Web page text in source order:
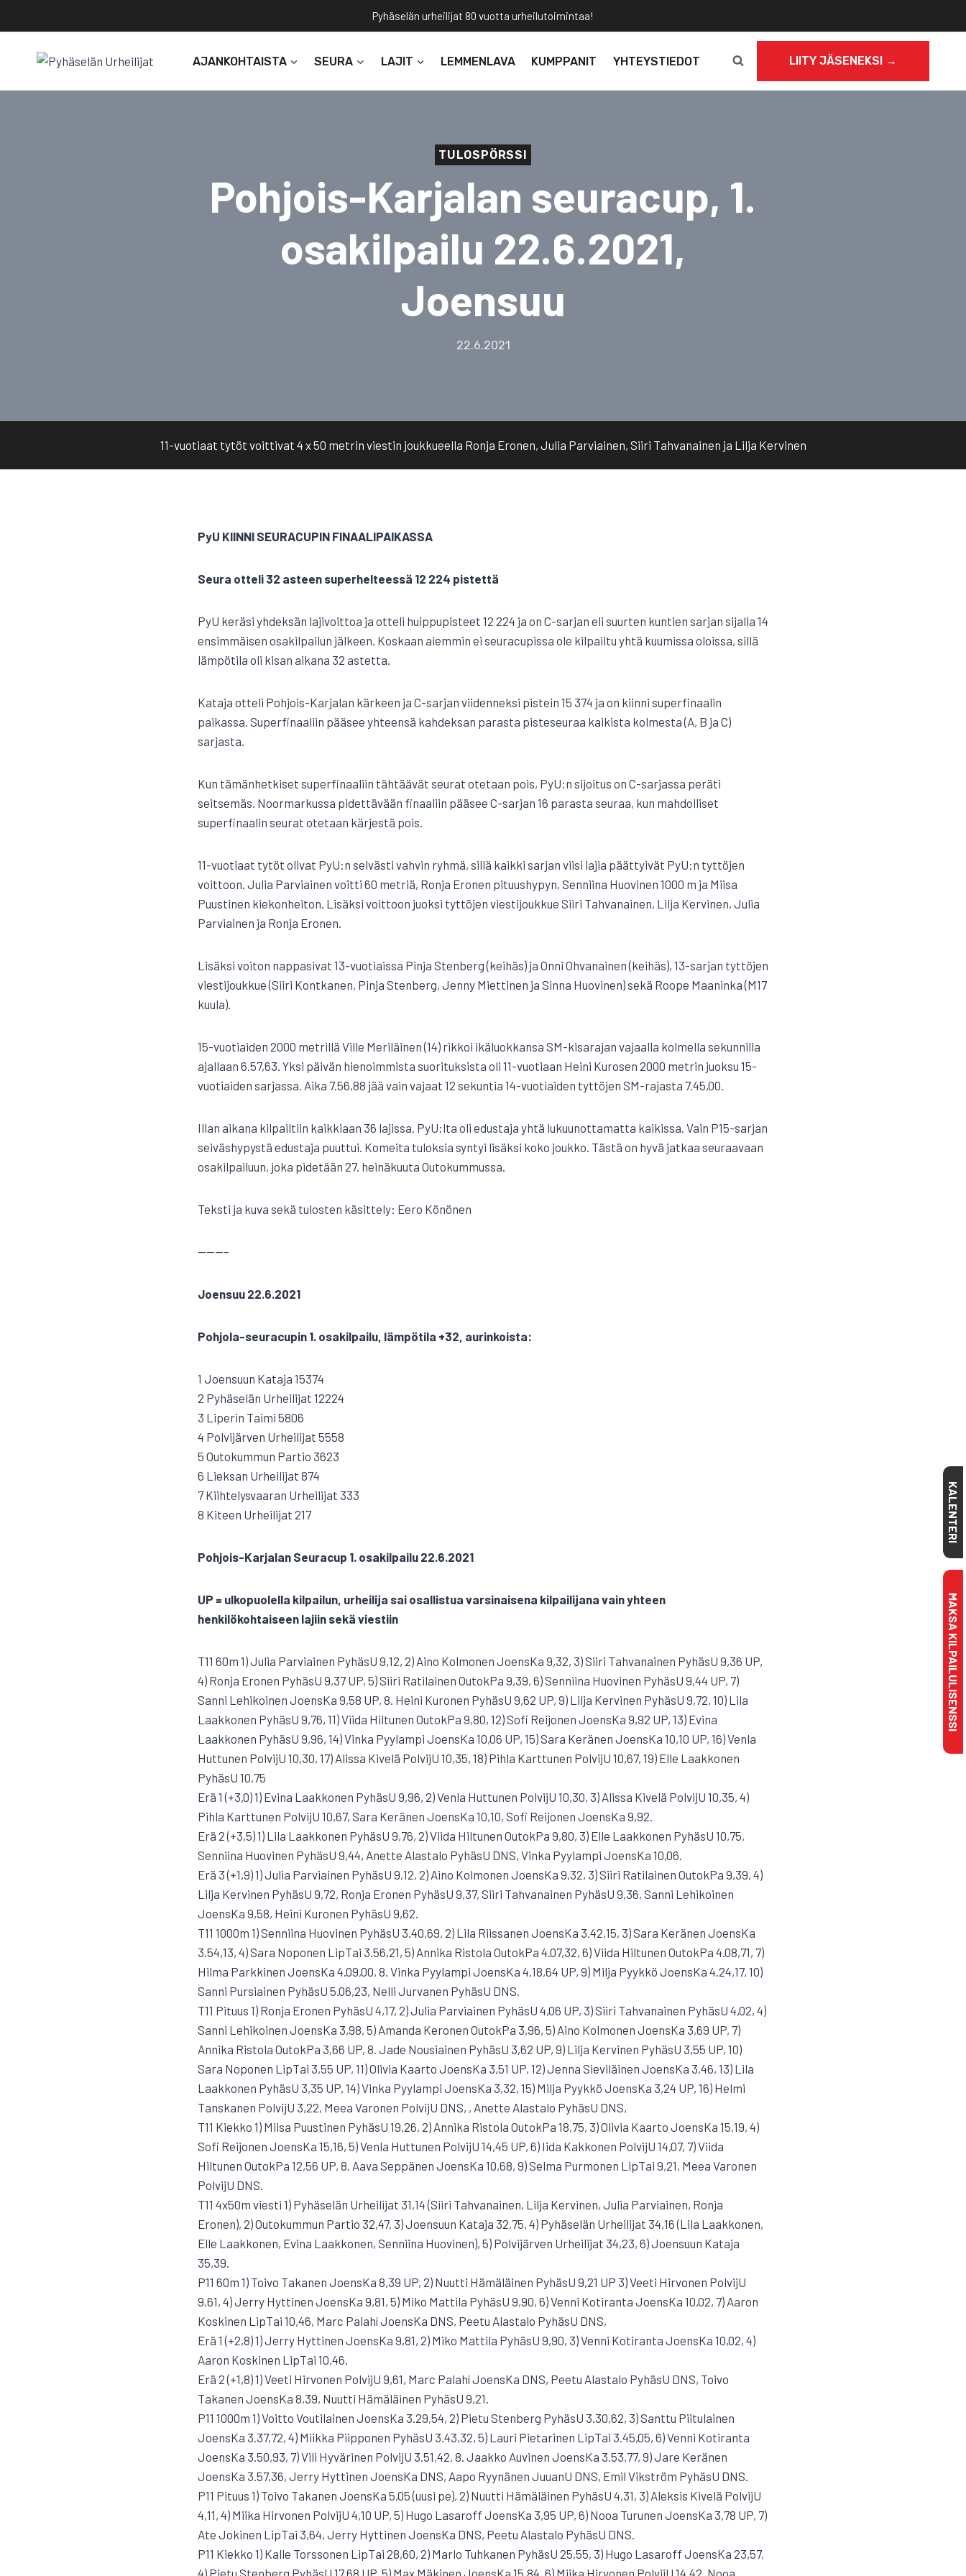
sisältöön
Pyhäselän urheilijat 80 vuotta urheilutoimintaa!
AJANKOHTAISTA SEURA LAJIT LEMMENLAVA KUMPPANIT YHTEYSTIEDOT LIITY JÄSENEKSI →
TULOSPÖRSSI
Pohjois-Karjalan seuracup, 1.
osakilpailu 22.6.2021,
Joensuu
22.6.2021
11-vuotiaat tytöt voittivat 4 x 50 metrin viestin joukkueella Ronja Eronen, Julia Parviainen, Siiri Tahvanainen ja Lilja Kervinen
PyU KIINNI SEURACUPIN FINAALIPAIKASSA
Seura otteli 32 asteen superhelteessä 12 224 pistettä
PyU keräsi yhdeksän lajivoittoa ja otteli huippupisteet 12 224 ja on C-sarjan eli suurten kuntien sarjan sijalla 14
ensimmäisen osakilpailun jälkeen. Koskaan aiemmin ei seuracupissa ole kilpailtu yhtä kuumissa oloissa, sillä
lämpötila oli kisan aikana 32 astetta.
Kataja otteli Pohjois-Karjalan kärkeen ja C-sarjan viidenneksi pistein 15 374 ja on kiinni superfinaalin
paikassa. Superfinaaliin pääsee yhteensä kahdeksan parasta pisteseuraa kaikista kolmesta (A, B ja C)
sarjasta.
Kun tämänhetkiset superfinaaliin tähtäävät seurat otetaan pois, PyU:n sijoitus on C-sarjassa peräti
seitsemäs. Noormarkussa pidettävään finaaliin pääsee C-sarjan 16 parasta seuraa, kun mahdolliset
superfinaalin seurat otetaan kärjestä pois.
11-vuotiaat tytöt olivat PyU:n selvästi vahvin ryhmä, sillä kaikki sarjan viisi lajia päättyivät PyU:n tyttöjen
voittoon. Julia Parviainen voitti 60 metriä, Ronja Eronen pituushypyn, Senniina Huovinen 1000 m ja Miisa
Puustinen kiekonheiton. Lisäksi voittoon juoksi tyttöjen viestijoukkue Siiri Tahvanainen, Lilja Kervinen, Julia
Parviainen ja Ronja Eronen.
Lisäksi voiton nappasivat 13-vuotiaissa Pinja Stenberg (keihäs) ja Onni Ohvanainen (keihäs), 13-sarjan tyttöjen
viestijoukkue (Siiri Kontkanen, Pinja Stenberg, Jenny Miettinen ja Sinna Huovinen) sekä Roope Maaninka (M17
kuula).
15-vuotiaiden 2000 metrillä Ville Meriläinen (14) rikkoi ikäluokkansa SM-kisarajan vajaalla kolmella sekunnilla
ajallaan 6.57,63. Yksi päivän hienoimmista suorituksista oli 11-vuotiaan Heini Kurosen 2000 metrin juoksu 15-
vuotiaiden sarjassa. Aika 7.56,88 jää vain vajaat 12 sekuntia 14-vuotiaiden tyttöjen SM-rajasta 7.45,00.
Illan aikana kilpailtiin kaikkiaan 36 lajissa. PyU:lta oli edustaja yhtä lukuunottamatta kaikissa. Vain P15-sarjan
seiväshypystä edustaja puuttui. Komeita tuloksia syntyi lisäksi koko joukko. Tästä on hyvä jatkaa seuraavaan
osakilpailuun, joka pidetään 27. heinäkuuta Outokummussa.
Teksti ja kuva sekä tulosten käsittely: Eero Könönen
———–
Joensuu 22.6.2021
Pohjola-seuracupin 1. osakilpailu, lämpötila +32, aurinkoista:
1 Joensuun Kataja 15374
2 Pyhäselän Urheilijat 12224
3 Liperin Taimi 5806
4 Polvijärven Urheilijat 5558
5 Outokummun Partio 3623
6 Lieksan Urheilijat 874
7 Kiihtelysvaaran Urheilijat 333
8 Kiteen Urheilijat 217
Pohjois-Karjalan Seuracup 1. osakilpailu 22.6.2021
UP = ulkopuolella kilpailun, urheilija sai osallistua varsinaisena kilpailijana vain yhteen
henkilökohtaiseen lajiin sekä viestiin
T11 60m 1) Julia Parviainen PyhäsU 9,12, 2) Aino Kolmonen JoensKa 9,32, 3) Siiri Tahvanainen PyhäsU 9,36 UP,
4) Ronja Eronen PyhäsU 9,37 UP, 5) Siiri Ratilainen OutokPa 9,39, 6) Senniina Huovinen PyhäsU 9,44 UP, 7)
Sanni Lehikoinen JoensKa 9,58 UP, 8. Heini Kuronen PyhäsU 9,62 UP, 9) Lilja Kervinen PyhäsU 9,72, 10) Lila
Laakkonen PyhäsU 9,76, 11) Viida Hiltunen OutokPa 9,80, 12) Sofi Reijonen JoensKa 9,92 UP, 13) Evina
Laakkonen PyhäsU 9,96, 14) Vinka Pyylampi JoensKa 10,06 UP, 15) Sara Keränen JoensKa 10,10 UP, 16) Venla
Huttunen PolvijU 10,30, 17) Alissa Kivelä PolvijU 10,35, 18) Pihla Karttunen PolvijU 10,67, 19) Elle Laakkonen
PyhäsU 10,75
Erä 1 (+3,0) 1) Evina Laakkonen PyhäsU 9,96, 2) Venla Huttunen PolvijU 10,30, 3) Alissa Kivelä PolvijU 10,35, 4)
Pihla Karttunen PolvijU 10,67, Sara Keränen JoensKa 10,10, Sofi Reijonen JoensKa 9,92.
Erä 2 (+3,5) 1) Lila Laakkonen PyhäsU 9,76, 2) Viida Hiltunen OutokPa 9,80, 3) Elle Laakkonen PyhäsU 10,75,
Senniina Huovinen PyhäsU 9,44, Anette Alastalo PyhäsU DNS, Vinka Pyylampi JoensKa 10,06.
Erä 3 (+1,9) 1) Julia Parviainen PyhäsU 9,12, 2) Aino Kolmonen JoensKa 9,32, 3) Siiri Ratilainen OutokPa 9,39, 4)
Lilja Kervinen PyhäsU 9,72, Ronja Eronen PyhäsU 9,37, Siiri Tahvanainen PyhäsU 9,36, Sanni Lehikoinen
JoensKa 9,58, Heini Kuronen PyhäsU 9,62.
T11 1000m 1) Senniina Huovinen PyhäsU 3.40,69, 2) Lila Riissanen JoensKa 3.42,15, 3) Sara Keränen JoensKa
3.54,13, 4) Sara Noponen LipTai 3.56,21, 5) Annika Ristola OutokPa 4.07,32, 6) Viida Hiltunen OutokPa 4.08,71, 7)
Hilma Parkkinen JoensKa 4.09,00, 8. Vinka Pyylampi JoensKa 4.18,64 UP, 9) Milja Pyykkö JoensKa 4.24,17, 10)
Sanni Pursiainen PyhäsU 5.06,23, Nelli Jurvanen PyhäsU DNS.
T11 Pituus 1) Ronja Eronen PyhäsU 4,17, 2) Julia Parviainen PyhäsU 4,06 UP, 3) Siiri Tahvanainen PyhäsU 4,02, 4)
Sanni Lehikoinen JoensKa 3,98, 5) Amanda Keronen OutokPa 3,96, 5) Aino Kolmonen JoensKa 3,69 UP, 7)
Annika Ristola OutokPa 3,66 UP, 8. Jade Nousiainen PyhäsU 3,62 UP, 9) Lilja Kervinen PyhäsU 3,55 UP, 10)
Sara Noponen LipTai 3,55 UP, 11) Olivia Kaarto JoensKa 3,51 UP, 12) Jenna Sieviläinen JoensKa 3,46, 13) Lila
Laakkonen PyhäsU 3,35 UP, 14) Vinka Pyylampi JoensKa 3,32, 15) Milja Pyykkö JoensKa 3,24 UP, 16) Helmi
Tanskanen PolvijU 3,22, Meea Varonen PolvijU DNS, , Anette Alastalo PyhäsU DNS,
T11 Kiekko 1) Miisa Puustinen PyhäsU 19,26, 2) Annika Ristola OutokPa 18,75, 3) Olivia Kaarto JoensKa 15,19, 4)
Sofi Reijonen JoensKa 15,16, 5) Venla Huttunen PolvijU 14,45 UP, 6) Iida Kakkonen PolvijU 14,07, 7) Viida
Hiltunen OutokPa 12,56 UP, 8. Aava Seppänen JoensKa 10,68, 9) Selma Purmonen LipTai 9,21, Meea Varonen
PolvijU DNS.
T11 4x50m viesti 1) Pyhäselän Urheilijat 31,14 (Siiri Tahvanainen, Lilja Kervinen, Julia Parviainen, Ronja
Eronen), 2) Outokummun Partio 32,47, 3) Joensuun Kataja 32,75, 4) Pyhäselän Urheilijat 34,16 (Lila Laakkonen,
Elle Laakkonen, Evina Laakkonen, Senniina Huovinen), 5) Polvijärven Urheilijat 34,23, 6) Joensuun Kataja
35,39.
P11 60m 1) Toivo Takanen JoensKa 8,39 UP, 2) Nuutti Hämäläinen PyhäsU 9,21 UP 3) Veeti Hirvonen PolvijU
9,61, 4) Jerry Hyttinen JoensKa 9,81, 5) Miko Mattila PyhäsU 9,90, 6) Venni Kotiranta JoensKa 10,02, 7) Aaron
Koskinen LipTai 10,46, Marc Palahí JoensKa DNS, Peetu Alastalo PyhäsU DNS,
Erä 1 (+2,8) 1) Jerry Hyttinen JoensKa 9,81, 2) Miko Mattila PyhäsU 9,90, 3) Venni Kotiranta JoensKa 10,02, 4)
Aaron Koskinen LipTai 10,46.
Erä 2 (+1,8) 1) Veeti Hirvonen PolvijU 9,61, Marc Palahí JoensKa DNS, Peetu Alastalo PyhäsU DNS, Toivo
Takanen JoensKa 8,39, Nuutti Hämäläinen PyhäsU 9,21.
P11 1000m 1) Voitto Voutilainen JoensKa 3.29,54, 2) Pietu Stenberg PyhäsU 3.30,62, 3) Santtu Piitulainen
JoensKa 3.37,72, 4) Miikka Piipponen PyhäsU 3.43,32, 5) Lauri Pietarinen LipTai 3.45,05, 6) Venni Kotiranta
JoensKa 3.50,93, 7) Vili Hyvärinen PolvijU 3.51,42, 8. Jaakko Auvinen JoensKa 3.53,77, 9) Jare Keränen
JoensKa 3.57,36, Jerry Hyttinen JoensKa DNS, Aapo Ryynänen JuuanU DNS, Emil Vikström PyhäsU DNS.
P11 Pituus 1) Toivo Takanen JoensKa 5,05 (uusi pe), 2) Nuutti Hämäläinen PyhäsU 4,31, 3) Aleksis Kivelä PolvijU
4,11, 4) Miika Hirvonen PolvijU 4,10 UP, 5) Hugo Lasaroff JoensKa 3,95 UP, 6) Nooa Turunen JoensKa 3,78 UP, 7)
Ate Jokinen LipTai 3,64, Jerry Hyttinen JoensKa DNS, Peetu Alastalo PyhäsU DNS.
P11 Kiekko 1) Kalle Torssonen LipTai 28,60, 2) Marlo Tuhkanen PyhäsU 25,55, 3) Hugo Lasaroff JoensKa 23,57,
4) Pietu Stenberg PyhäsU 17,68 UP, 5) Max Mäkinen JoensKa 15,84, 6) Miika Hirvonen PolvijU 14,42, Nooa
KALENTERI
MAKSA KILPAILULISENSSI